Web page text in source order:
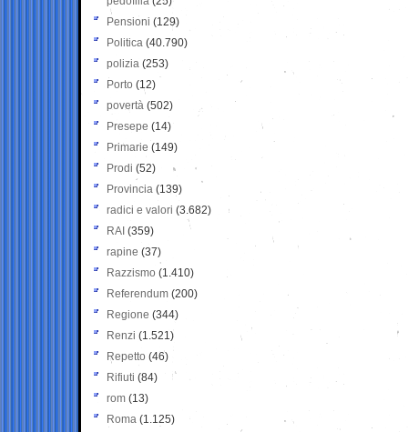
Pensioni (129)
Politica (40.790)
polizia (253)
Porto (12)
povertà (502)
Presepe (14)
Primarie (149)
Prodi (52)
Provincia (139)
radici e valori (3.682)
RAI (359)
rapine (37)
Razzismo (1.410)
Referendum (200)
Regione (344)
Renzi (1.521)
Repetto (46)
Rifiuti (84)
rom (13)
Roma (1.125)